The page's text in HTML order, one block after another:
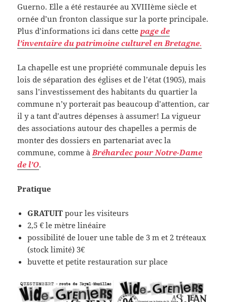
Guerno. Elle a été restaurée au XVIIIème siècle et
ornée d’un fronton classique sur la porte principale.
Plus d’informations ici dans cettepage de
l’inventaire du patrimoine culturel en Bretagne.
La chapelle est une propriété communale depuis les
lois de séparation des églises et de l’état (1905), mais
sans l’investissement des habitants du quartier la
commune n’y porterait pas beaucoup d’attention, car
il y a tant d’autres dépenses à assumer! La vigueur
des associations autour des chapelles a permis de
monter des dossiers en partenariat avec la
commune, comme à Bréhardec pour Notre-Dame
de l’O.
Pratique
GRATUIT pour les visiteurs
2,5 € le mètre linéaire
possibilité de louer une table de 3 m et 2 tréteaux
(stock limité) 3€
buvette et petite restauration sur place